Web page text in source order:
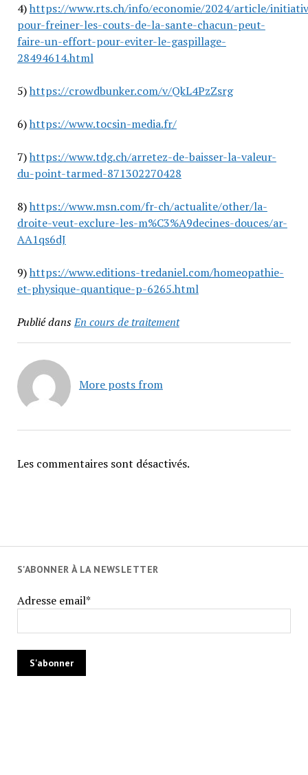
4)https://www.rts.ch/info/economie/2024/article/
pour-freiner-les-couts-de-la-sante-chacun-peut-
faire-un-effort-pour-eviter-le-gaspillage-
28494614.html
5)https://crowdbunker.com/v/QkL4PzZsrg
6)https://www.tocsin-media.fr/
7)https://www.tdg.ch/arretez-de-baisser-la-valeur-
du-point-tarmed-871302270428
8)https://www.msn.com/fr-ch/actualite/other/la-
droite-veut-exclure-les-m%C3%A9decines-douces/ar-
AA1qs6dJ
9)https://www.editions-tredaniel.com/homeopathie-
et-physique-quantique-p-6265.html
Publié dansEn cours de traitement
More posts from
Les commentaires sont désactivés.
S'ABONNER À LA NEWSLETTER
Adresse email*